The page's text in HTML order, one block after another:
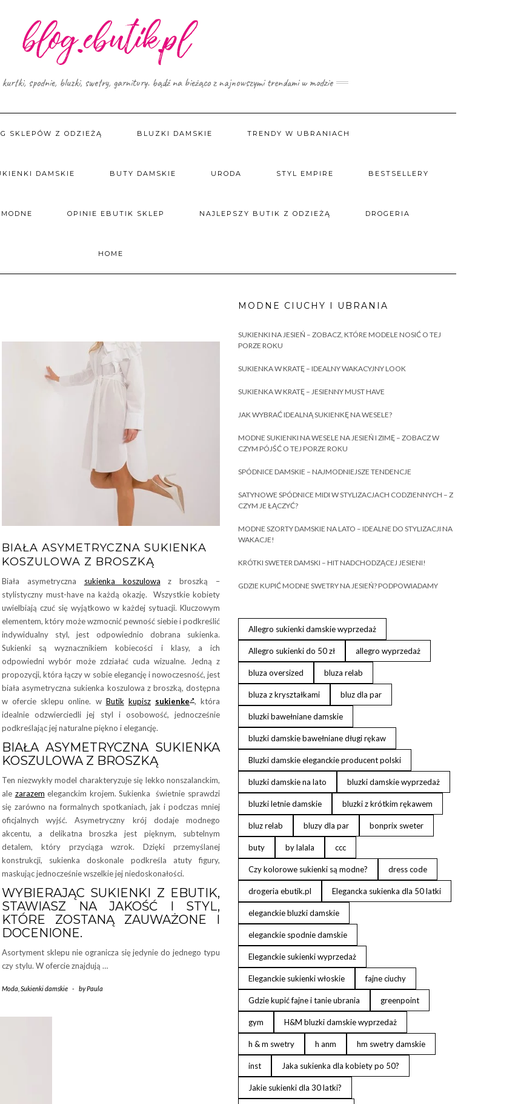
spodnie, bluzki, swetry, garnitury. bądź na bieżąco z najnowszymi trendami w modzie
SKLEPÓW Z ODZIEŻĄ BLUZKI DAMSKIE TRENDY W UBRANIACH
DAMSKIE BUTY DAMSKIE URODA STYL EMPIRE BESTSELLERY
OPINIE EBUTIK SKLEP NAJLEPSZY BUTIK Z ODZIEŻĄ DROGERIA
HOME
BIAŁA ASYMETRYCZNA SUKIENKA
KOSZULOWA Z BROSZKĄ
Biała asymetryczna sukienka koszulowa z broszką –
stylistyczny must-have na każdą okazję. Wszystkie kobiety
uwielbiają czuć się wyjątkowo w każdej sytuacji. Kluczowym
elementem, który może wzmocnić pewność siebie i podkreślić
indywidualny styl, jest odpowiednio dobrana sukienka.
Sukienki są wyznacznikiem kobiecości i klasy, a ich
odpowiedni wybór może zdziałać cuda wizualne. Jedną z
propozycji, która łączy w sobie elegancję i nowoczesność, jest
biała asymetryczna sukienka koszulowa z broszką, dostępna
w ofercie sklepu online. w Butik kupisz sukienke , która
idealnie odzwierciedli jej styl i osobowość, jednocześnie
podkreślając jej naturalne piękno i elegancję.
BIAŁA ASYMETRYCZNA SUKIENKA
KOSZULOWA Z BROSZKĄ
Ten niezwykły model charakteryzuje się lekko nonszalanckim,
ale zarazem eleganckim krojem. Sukienka świetnie sprawdzi
się zarówno na formalnych spotkaniach, jak i podczas mniej
oficjalnych wyjść. Asymetryczny krój dodaje modnego
akcentu, a delikatna broszka jest pięknym, subtelnym
detalem, który przyciąga wzrok. Dzięki przemyślanej
konstrukcji, sukienka doskonale podkreśla atuty figury,
maskując jednocześnie wszelkie jej niedoskonałości.
WYBIERAJĄC SUKIENKI Z EBUTIK,
STAWIASZ NA JAKOŚĆ I STYL,
KTÓRE ZOSTANĄ ZAUWAŻONE I
DOCENIONE.
Asortyment sklepu nie ogranicza się jedynie do jednego typu
czy stylu. W ofercie znajdują …
Moda Sukienki damskie - byPaula
MODNE CIUCHY I UBRANIA
SUKIENKI NA JESIEŃ – ZOBACZ, KTÓRE MODELE NOSIĆ O TEJ
PORZE ROKU
SUKIENKA W KRATĘ – IDEALNY WAKACYJNY LOOK
SUKIENKA W KRATĘ – JESIENNY MUST HAVE
JAK WYBRAĆ IDEALNĄ SUKIENKĘ NA WESELE?
MODNE SUKIENKI NA WESELE NA JESIEŃ I ZIMĘ – ZOBACZ W
CZYM PÓJŚĆ O TEJ PORZE ROKU
SPÓDNICE DAMSKIE – NAJMODNIEJSZE TENDENCJE
SATYNOWE SPÓDNICE MIDI W STYLIZACJACH CODZIENNYCH – Z
CZYM JE ŁĄCZYĆ?
MODNE SZORTY DAMSKIE NA LATO – IDEALNE DO STYLIZACJI NA
WAKACJE!
KRÓTKI SWETER DAMSKI – HIT NADCHODZĄCEJ JESIENI!
GDZIE KUPIĆ MODNE SWETRY NA JESIEŃ? PODPOWIADAMY
Allegro sukienki damskie wyprzedaż
Allegro sukienki do 50 zł allegro wyprzedaż
bluza oversized bluza relab
bluza z kryształkami bluz dla par
bluzki bawełniane damskie
bluzki damskie bawełniane długi rękaw
Bluzki damskie eleganckie producent polski
bluzki damskie na lato bluzki damskie wyprzedaż
bluzki letnie damskie bluzki z krótkim rękawem
bluz relab bluzy dla par bonprix sweter
buty by lalala ccc
Czy kolorowe sukienki są modne? dress code
drogeria ebutik.pl Elegancka sukienka dla 50 latki
eleganckie bluzki damskie
eleganckie spodnie damskie
Eleganckie sukienki wyprzedaż
Eleganckie sukienki włoskie fajne ciuchy
Gdzie kupić fajne i tanie ubrania greenpoint
gym H&M bluzki damskie wyprzedaż
h & m swetry h anm hm swetry damskie
inst Jaka sukienka dla kobiety po 50?
Jakie sukienki dla 30 latki?